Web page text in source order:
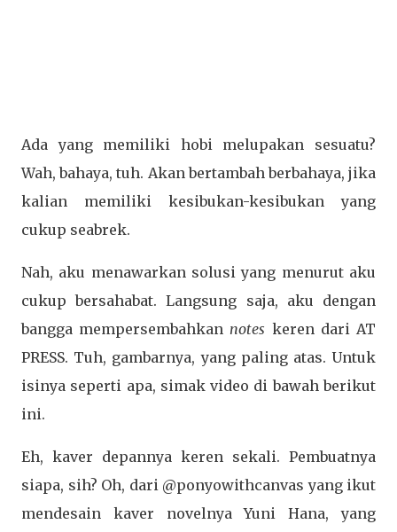
Ada yang memiliki hobi melupakan sesuatu?
Wah, bahaya, tuh. Akan bertambah berbahaya, jika
kalian memiliki kesibukan-kesibukan yang
cukup seabrek.
Nah, aku menawarkan solusi yang menurut aku
cukup bersahabat. Langsung saja, aku dengan
bangga mempersembahkan notes keren dari AT
PRESS. Tuh, gambarnya, yang paling atas. Untuk
isinya seperti apa, simak video di bawah berikut
ini.
Eh, kaver depannya keren sekali. Pembuatnya
siapa, sih? Oh, dari @ponyowithcanvas yang ikut
mendesain kaver novelnya Yuni Hana, yang